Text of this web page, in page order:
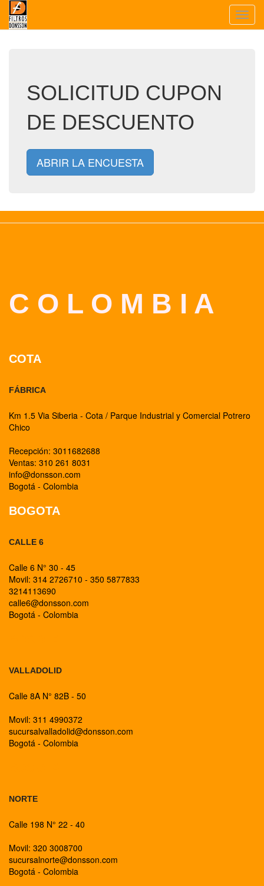
SOLICITUD CUPON
DE DESCUENTO
ABRIR LA ENCUESTA
C O L O M B I A
COTA
FÁBRICA
Km 1.5 Via Siberia - Cota / Parque Industrial y Comercial Potrero
Chico
Recepción: 3011682688
Ventas: 310 261 8031
info@donsson.com
Bogotá - Colombia
BOGOTA
CALLE 6
Calle 6 N° 30 - 45
Movil: 314 2726710 - 350 5877833
3214113690
calle6@donsson.com
Bogotá - Colombia
VALLADOLID
Calle 8A N° 82B - 50
Movil: 311 4990372
sucursalvalladolid@donsson.com
Bogotá - Colombia
NORTE
Calle 198 N° 22 - 40
Movil: 320 3008700
sucursalnorte@donsson.com
Bogotá - Colombia